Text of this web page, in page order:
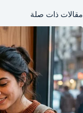
مقالات ذات صلة